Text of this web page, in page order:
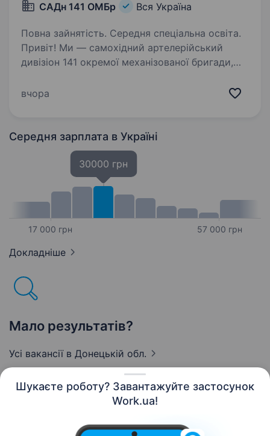
Шукаєте роботу? Завантажуйте застосунок
Work.ua!
САДн 141 ОМБр
Вся Україна
Повна зайнятість. Середня спеціальна освіта.
Привіт! Ми — самохідний артелерійський
дивізіон 141 окремої механізованої бригади,
бореться за мир і безпеку України. Наше
вчора
Середня зарплата в Україні
17 000 грн
30000 грн
57 000 грн
Докладніше
Мало результатів?
Усі вакансії в Донецькій обл.